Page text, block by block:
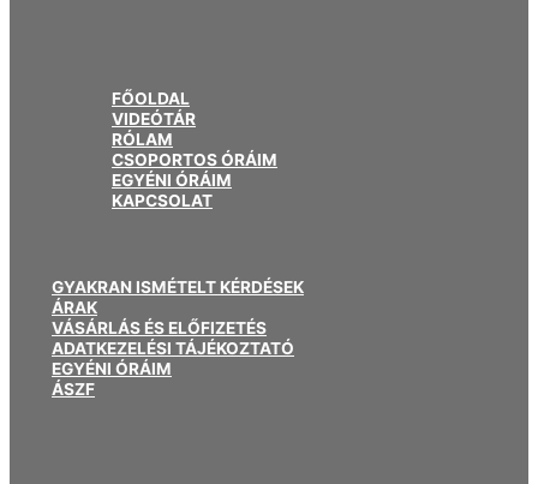
FŐOLDAL
VIDEÓTÁR
RÓLAM
CSOPORTOS ÓRÁIM
EGYÉNI ÓRÁIM
KAPCSOLAT
GYAKRAN ISMÉTELT KÉRDÉSEK
ÁRAK
VÁSÁRLÁS ÉS ELŐFIZETÉS
ADATKEZELÉSI TÁJÉKOZTATÓ
EGYÉNI ÓRÁIM
ÁSZF